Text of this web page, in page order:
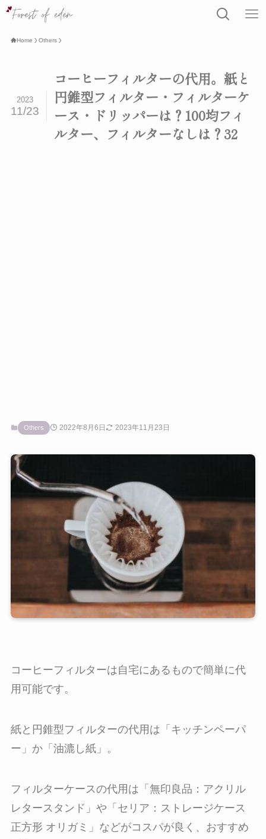
Home Others
コーヒーフィルターの代用。紙と
円錐型フィルター・フィルターケ
ース・ドリッパーは？100均フィ
ルター、フィルターなしは？32
2023
11/23
Others 2022年8月6日 2023年11月23日
コーヒーフィルターは自宅にあるもので簡単に代
用可能です。
紙と円錐型フィルターの代用は「キッチンペーパ
ー」か「油漉し紙」。
フィルターケースの代用は「無印良品：アクリル
レタースタンド」や「セリア：ストレージケース
正方形 オリガミ」などがコスパが良く、おすすめ